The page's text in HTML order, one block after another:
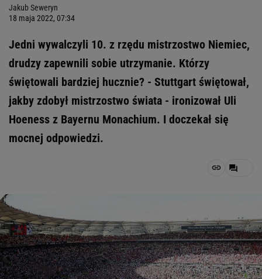
Jakub Seweryn
18 maja 2022, 07:34
Jedni wywalczyli 10. z rzędu mistrzostwo Niemiec,
drudzy zapewnili sobie utrzymanie. Którzy
świętowali bardziej hucznie? - Stuttgart świętował,
jakby zdobył mistrzostwo świata - ironizował Uli
Hoeness z Bayernu Monachium. I doczekał się
mocnej odpowiedzi.